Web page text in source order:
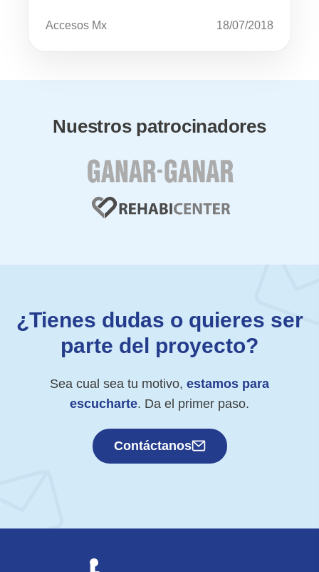
Accesos Mx 18/07/2018
Nuestros patrocinadores
¿Tienes dudas o quieres ser
parte del proyecto?
Sea cual sea tu motivo, estamos para
escucharte. Da el primer paso.
Contáctanos